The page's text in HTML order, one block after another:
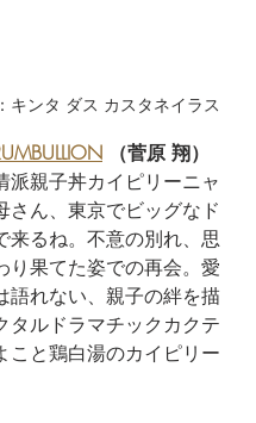
キンタ ダス カスタネイラス
（菅原 翔）
親子丼カイピリーニャ
さん、東京でビッグなド
来るね。不意の別れ、思
り果てた姿での再会。愛
語れない、親子の絆を描
タルドラマチックカクテ
こと鶏白湯のカイピリー